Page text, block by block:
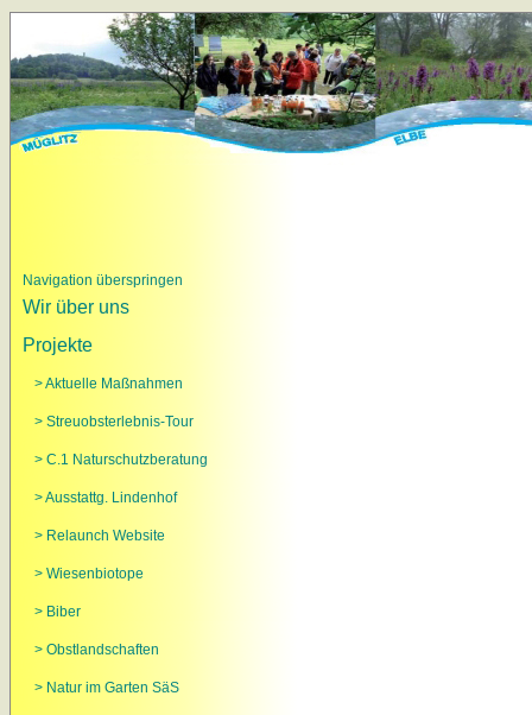
Navigation überspringen
Wir über uns
Projekte
> Aktuelle Maßnahmen
> Streuobsterlebnis-Tour
> C.1 Naturschutzberatung
> Ausstattg. Lindenhof
> Relaunch Website
> Wiesenbiotope
> Biber
> Obstlandschaften
> Natur im Garten SäS